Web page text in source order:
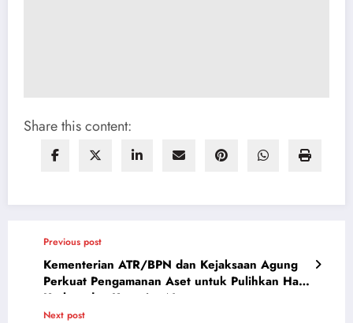
Share this content:
Previous post
Kementerian ATR/BPN dan Kejaksaan Agung
Perkuat Pengamanan Aset untuk Pulihkan Hak
Korban dan Kerugian Negara
Next post